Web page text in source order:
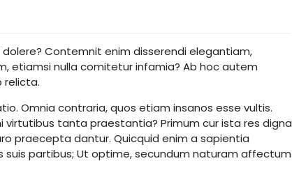
Contemnit enim disserendi elegantiam,
etiamsi nulla comitetur infamia? Ab hoc autem
relicta.
Omnia contraria, quos etiam insanos esse vultis.
virtutibus tanta praestantia? Primum cur ista res digna
praecepta dantur. Quicquid enim a sapientia
partibus; Ut optime, secundum naturam affectum